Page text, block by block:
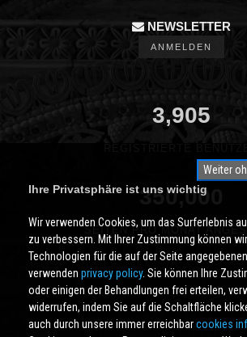
NEWSLETTER
ANMELDEN
3,905
350,000
SEITEN PRO MONAT
Weiter
Ihre Privatsphäre ist uns wichtig
Wir verwenden Cookies, um das Surferlebnis
zu verbessern. Mit Ihrer Zustimmung können
Technologien für die auf der Seite
verwenden privacy policy. Sie können Ihre
oder einigen der Behandlungen frei erteilen,
widerrufen, indem Sie auf die Schaltfläche
auch durch unsere immer erreichbarcookies